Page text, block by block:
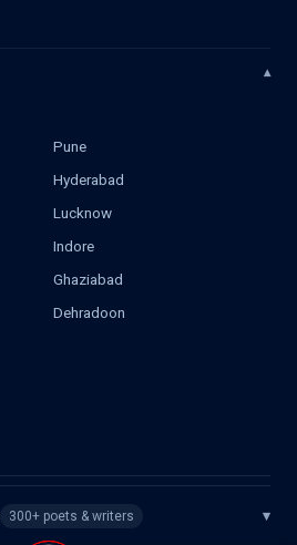
Pune
Hyderabad
Lucknow
Indore
Ghaziabad
Dehradoon
300+ poets & writers ▾